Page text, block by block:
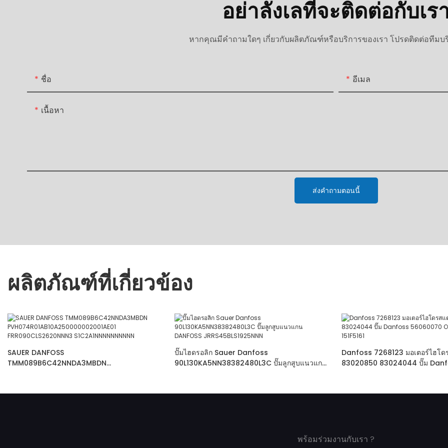
อย่าลังเลที่จะติดต่อกับเร
หากคุณมีคำถามใดๆ เกี่ยวกับผลิตภัณฑ์หรือบริการของเรา โปรดติดต่อทีมบ
ชื่อ อีเมล
เนื้อหา
ส่งคำถามตอนนี้
ผลิตภัณฑ์ที่เกี่ยวข้อง
SAUER DANFOSS
TMM089B6C42NNDA3MBDN
ปั๊มไฮดรอลิก Sauer Danfoss
90L130KA5NN38382480L3C ปั๊มลูกสูบแนวแกน
Danfoss 7268123 มอเตอร์ไฮโ
83020850 83024044 ปั๊ม
พร้อมร่วมงานกับเรา ?